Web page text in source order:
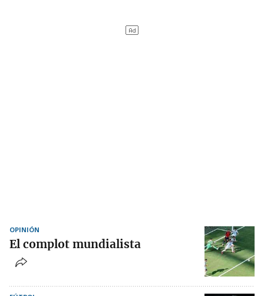
OPINIÓN
El complot mundialista